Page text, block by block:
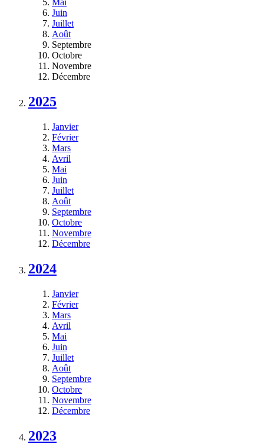
Mai
Juin
Juillet
Août
Septembre
Octobre
Novembre
Décembre
2025
Janvier
Février
Mars
Avril
Mai
Juin
Juillet
Août
Septembre
Octobre
Novembre
Décembre
2024
Janvier
Février
Mars
Avril
Mai
Juin
Juillet
Août
Septembre
Octobre
Novembre
Décembre
2023